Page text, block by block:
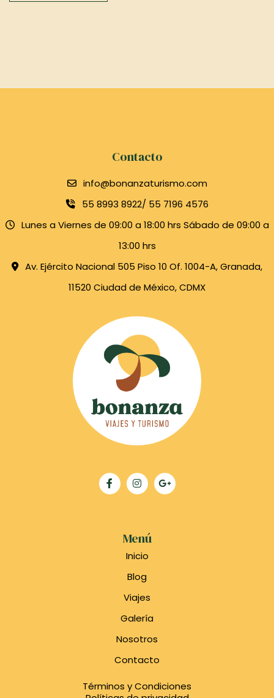
Contacto
info@bonanzaturismo.com
55 8993 8922/ 55 7196 4576
Lunes a Viernes de 09:00 a 18:00 hrs Sábado de 09:00 a
13:00 hrs
Av. Ejército Nacional 505 Piso 10 Of. 1004-A, Granada,
11520 Ciudad de México, CDMX
Menú
Inicio
Blog
Viajes
Galería
Nosotros
Contacto
Términos y Condiciones